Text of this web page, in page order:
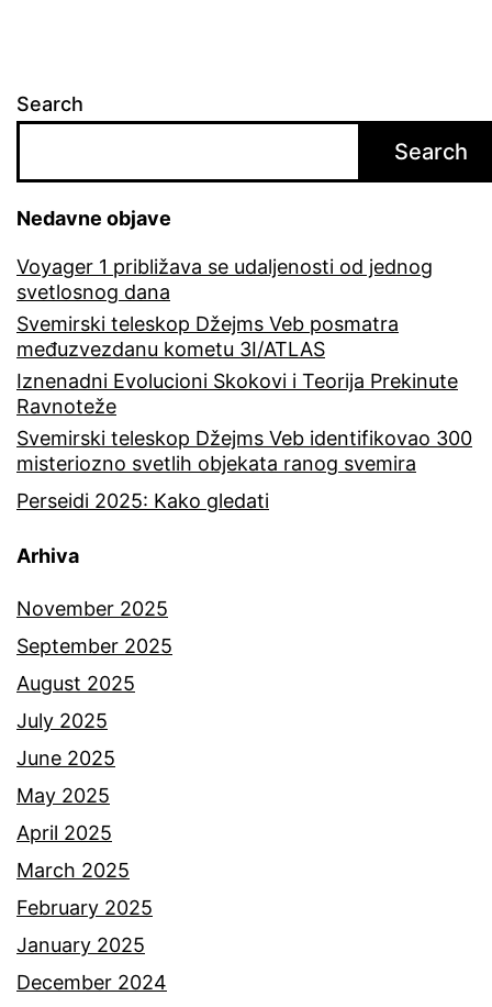
Search
Search
Nedavne objave
Voyager 1 približava se udaljenosti od jednog
svetlosnog dana
Svemirski teleskop Džejms Veb posmatra
međuzvezdanu kometu 3I/ATLAS
Iznenadni Evolucioni Skokovi i Teorija Prekinute
Ravnoteže
Svemirski teleskop Džejms Veb identifikovao 300
misteriozno svetlih objekata ranog svemira
Perseidi 2025: Kako gledati
Arhiva
November 2025
September 2025
August 2025
July 2025
June 2025
May 2025
April 2025
March 2025
February 2025
January 2025
December 2024